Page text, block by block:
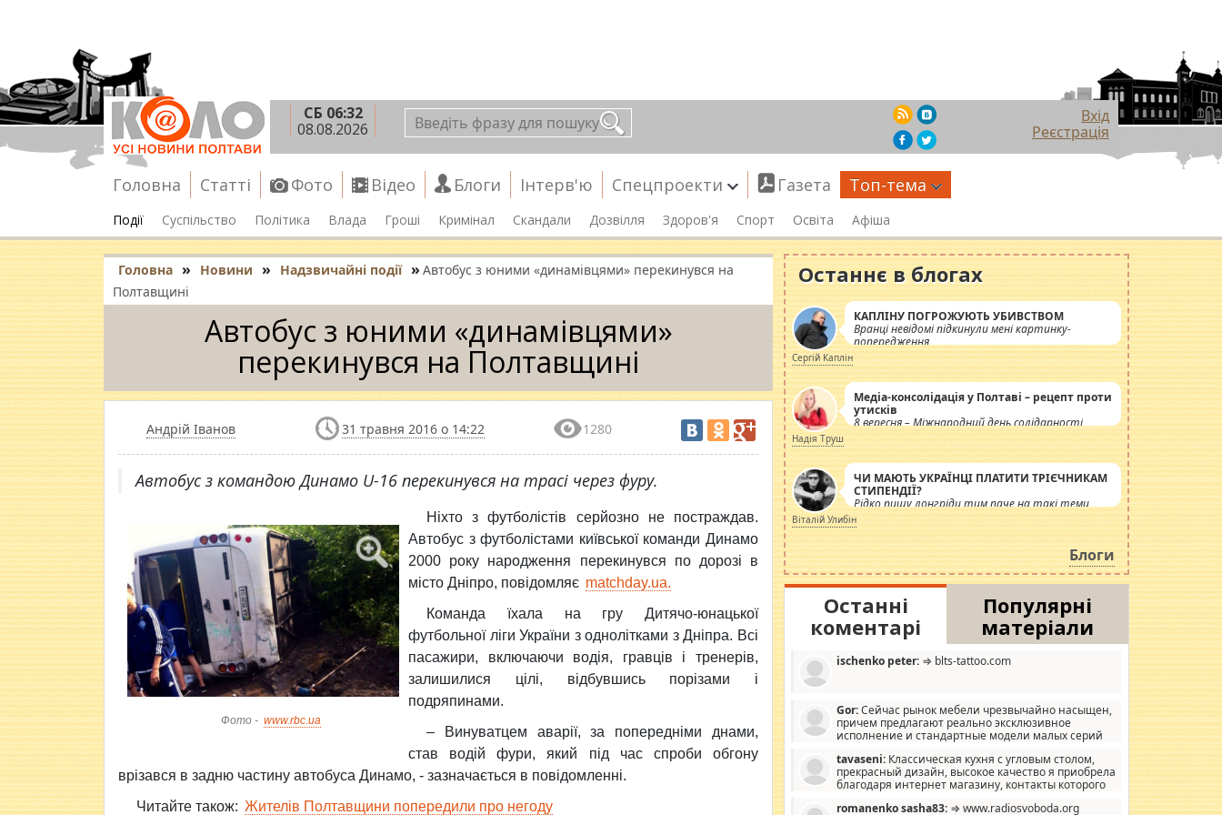
СБ 06:32
08.08.2026
Вхід
Реєстрація
Головна Статті Фото Відео Блоги Інтерв'ю Спецпроекти Газета Топ-тема
Події Суспільство Політика Влада Гроші Кримінал Скандали Дозвілля Здоров'я Спорт Освіта Афіша
Головна » Новини » Надзвичайні події » Автобус з юними «динамівцями» перекинувся на
Полтавщині
Автобус з юними «динамівцями»
перекинувся на Полтавщині
Андрій Іванов 31 травня 2016 о 14:22 1280
​Автобус з командою Динамо U-16 перекинувся на трасі через фуру.
Фото - www.rbc.ua
Ніхто з футболістів серйозно не постраждав.
Автобус з футболістами київської команди Динамо
2000 року народження перекинувся по дорозі в
місто Дніпро, повідомляє matchday.ua.
Команда їхала на гру Дитячо-юнацької
футбольної ліги України з однолітками з Дніпра. Всі
пасажири, включаючи водія, гравців і тренерів,
залишилися цілі, відбувшись порізами і
подряпинами.
– Винуватцем аварії, за попередніми днами,
став водій фури, який під час спроби обгону
врізався в задню частину автобуса Динамо, - зазначається в повідомленні.
Читайте також: Жителів Полтавщини попередили про негоду
Останнє в блогах
КАПЛІНУ ПОГРОЖУЮТЬ УБИВСТВОМ
Вранці невідомі підкинули мені картинку-
попередження
Сергій Каплін
Медіа-консолідація у Полтаві – рецепт проти
утисків
8 вересня – Міжнародний день солідарності
журналістів.
Надія Труш
ЧИ МАЮТЬ УКРАЇНЦІ ПЛАТИТИ ТРІЄЧНИКАМ
СТИПЕНДІЇ?
Рідко пишу лонгріди тим паче на такі теми,
але вже просто дістало! Обурюють сьогоднішні
інсенуації навколо стипендіального питання.
Штучно роздувається ще одна соціальна
катастрофа.
Віталій Улибін
Блоги
Останні
коментарі
Популярні
матеріали
ischenko peter: ⇒ blts-tattoo.com
Gor:Сейчас рынок мебели чрезвычайно насыщен,
причем предлагают реально эксклюзивное
исполнение и стандартные модели малых серий
дизайну, мало походит на стандартные формы, в MebelOk,
креативненько и что главное - со вкусом все в порядке,
без ненужных наворотов удорожающих мебель, а это не
tavaseni: Классическая кухня с угловым столом,
прекрасный дизайн, высокое качество я приобрела
благодаря интернет магазину, контакты которого
romanenko sasha83: ⇒ www.radiosvoboda.org